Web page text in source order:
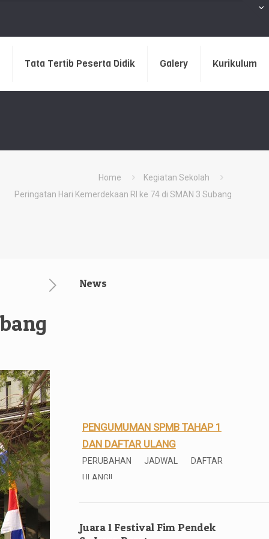
Tata Tertib Peserta Didik Galery Kurikulum
Home
Kegiatan Sekolah
Peringatan Hari Kemerdekaan RI ke 74 di SMAN 3 Subang
News
DAN DAFTAR ULANG
PERUBAHAN JADWAL DAFTAR
ULANG!!
Juara 1 Festival Fim Pendek